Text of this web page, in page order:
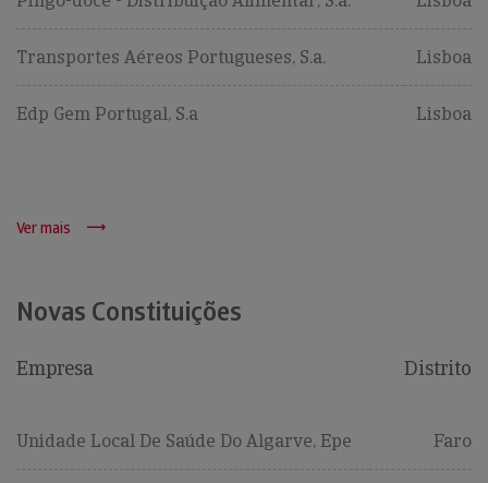
Transportes Aéreos Portugueses, S.a. Lisboa
Edp Gem Portugal, S.a Lisboa
Ver mais
Novas Constituições
Empresa Distrito
Unidade Local De Saúde Do Algarve, Epe Faro